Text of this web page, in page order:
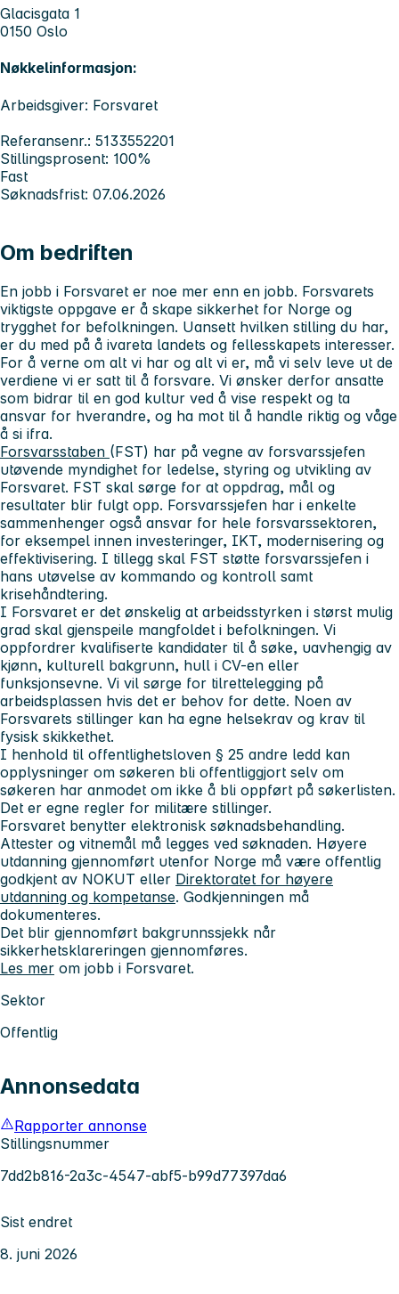
Glacisgata 1
0150 Oslo
Nøkkelinformasjon:
Arbeidsgiver: Forsvaret
Referansenr.: 5133552201
Stillingsprosent: 100%
Fast
Søknadsfrist: 07.06.2026
Om bedriften
En jobb i Forsvaret er noe mer enn en jobb. Forsvarets
viktigste oppgave er å skape sikkerhet for Norge og
trygghet for befolkningen. Uansett hvilken stilling du har,
er du med på å ivareta landets og fellesskapets interesser.
For å verne om alt vi har og alt vi er, må vi selv leve ut de
verdiene vi er satt til å forsvare. Vi ønsker derfor ansatte
som bidrar til en god kultur ved å vise respekt og ta
ansvar for hverandre, og ha mot til å handle riktig og våge
å si ifra.
Forsvarsstaben (FST) har på vegne av forsvarssjefen
utøvende myndighet for ledelse, styring og utvikling av
Forsvaret. FST skal sørge for at oppdrag, mål og
resultater blir fulgt opp. Forsvarssjefen har i enkelte
sammenhenger også ansvar for hele forsvarssektoren,
for eksempel innen investeringer, IKT, modernisering og
effektivisering. I tillegg skal FST støtte forsvarssjefen i
hans utøvelse av kommando og kontroll samt
krisehåndtering.
I Forsvaret er det ønskelig at arbeidsstyrken i størst mulig
grad skal gjenspeile mangfoldet i befolkningen. Vi
oppfordrer kvalifiserte kandidater til å søke, uavhengig av
kjønn, kulturell bakgrunn, hull i CV-en eller
funksjonsevne. Vi vil sørge for tilrettelegging på
arbeidsplassen hvis det er behov for dette. Noen av
Forsvarets stillinger kan ha egne helsekrav og krav til
fysisk skikkethet.
I henhold til offentlighetsloven § 25 andre ledd kan
opplysninger om søkeren bli offentliggjort selv om
søkeren har anmodet om ikke å bli oppført på søkerlisten.
Det er egne regler for militære stillinger.
Forsvaret benytter elektronisk søknadsbehandling.
Attester og vitnemål må legges ved søknaden. Høyere
utdanning gjennomført utenfor Norge må være offentlig
godkjent av NOKUT eller Direktoratet for høyere
utdanning og kompetanse. Godkjenningen må
dokumenteres.
Det blir gjennomført bakgrunnssjekk når
sikkerhetsklareringen gjennomføres.
Les mer om jobb i Forsvaret.
Sektor
Offentlig
Annonsedata
Rapporter annonse
Stillingsnummer
7dd2b816-2a3c-4547-abf5-b99d77397da6
Sist endret
8. juni 2026